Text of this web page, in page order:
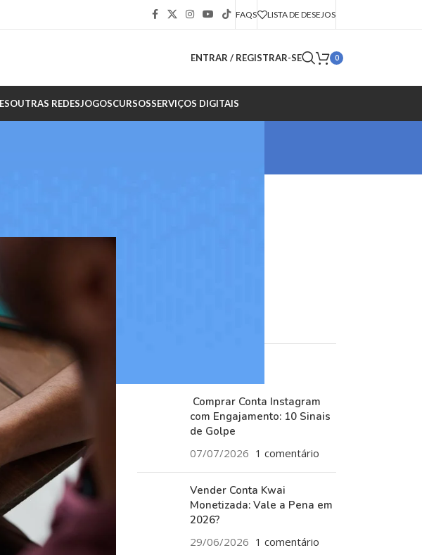
FAQS LISTA DE DESEJOS
ENTRAR / REGISTRAR-SE 0
OUTRAS REDESJOGOSCURSOSSERVIÇOS DIGITAIS
Comprar Conta Instagram
com Engajamento: 10 Sinais
de Golpe
07/07/2026 1 comentário
Vender Conta Kwai
Monetizada: Vale a Pena em
2026?
29/06/2026 1 comentário